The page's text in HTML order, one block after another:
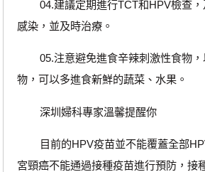
04.建議定期進行TCT和HPV檢查，
感染，並及時治療。
05.注意避免進食辛辣刺激性食物，
物，可以多進食新鮮的蔬菜、水果。
深圳婦科專家溫馨提醒你
目前的HPV疫苗並不能覆蓋全部
宮頸癌不能通過接種疫苗進行預防，接